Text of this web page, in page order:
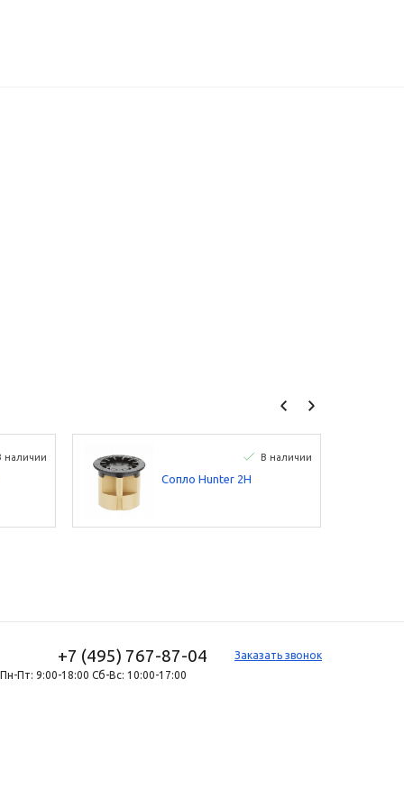
наличии В наличии
Сопло Hunter 2H
+7 (495) 767-87-04
Заказать звонок
Пн-Пт: 9:00-18:00 Сб-Вс: 10:00-17:00